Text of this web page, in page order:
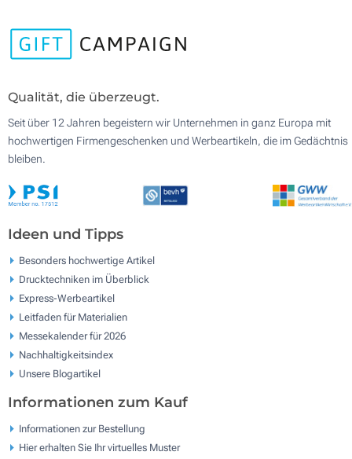
Qualität, die überzeugt.
Seit über 12 Jahren begeistern wir Unternehmen in ganz Europa mit
hochwertigen Firmengeschenken und Werbeartikeln, die im Gedächtnis
bleiben.
Ideen und Tipps
Besonders hochwertige Artikel
Drucktechniken im Überblick
Express-Werbeartikel
Leitfaden für Materialien
Messekalender für 2026
Nachhaltigkeitsindex
Unsere Blogartikel
Informationen zum Kauf
Informationen zur Bestellung
Hier erhalten Sie Ihr virtuelles Muster